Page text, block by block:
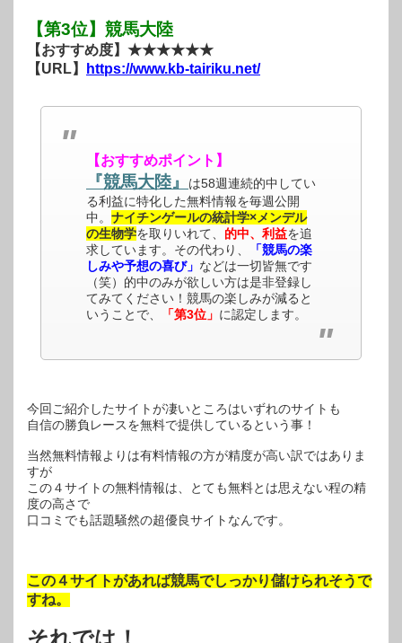
【第3位】競馬大陸
【おすすめ度】★★★★★★
【URL】
https://www.kb-tairiku.net/
【おすすめポイント】
『競馬大陸』
は58週連続的中してい
る利益に特化した無料情報を毎週公開
中。 ナイチンゲールの統計学×メンデル
の生物学を取りいれて、 的中、利益を追
求しています。その代わり、
「競馬の楽
しみや予想の喜び」 などは一切皆無です
（笑）的中のみが欲しい方は是非登録し
てみてください！競馬の楽しみが減ると
いうことで、
「第3位」 に認定します。
今回ご紹介したサイトが凄いところはいずれのサイトも
自信の勝負レースを無料で提供しているという事！
当然無料情報よりは有料情報の方が精度が高い訳ではありま
すが
この４サイトの無料情報は、とても無料とは思えない程の精
度の高さで
口コミでも話題騒然の超優良サイトなんです。
この４サイトがあれば競馬でしっかり儲けられそうで
すね。
それでは！